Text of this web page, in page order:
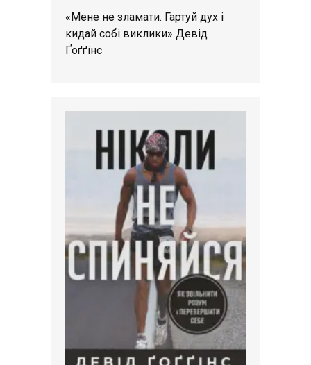
«Мене не зламати. Гартуй дух і
кидай собі виклики» Девід
Ґоґґінс